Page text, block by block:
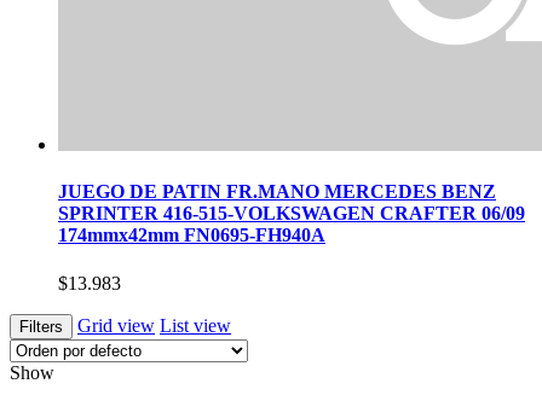
JUEGO DE PATIN FR.MANO MERCEDES BENZ
SPRINTER 416-515-VOLKSWAGEN CRAFTER 06/09
174mmx42mm FN0695-FH940A
$13.983
Filters Grid view List view
Show